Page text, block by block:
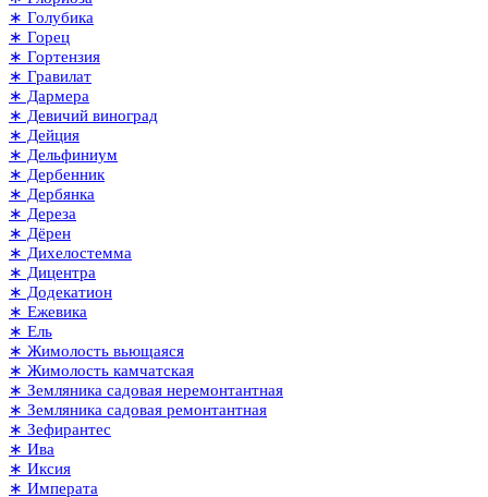
∗ Голубика
∗ Горец
∗ Гортензия
∗ Гравилат
∗ Дармера
∗ Девичий виноград
∗ Дейция
∗ Дельфиниум
∗ Дербенник
∗ Дербянка
∗ Дереза
∗ Дёрен
∗ Дихелостемма
∗ Дицентра
∗ Додекатион
∗ Ежевика
∗ Ель
∗ Жимолость вьющаяся
∗ Жимолость камчатская
∗ Земляника садовая неремонтантная
∗ Земляника садовая ремонтантная
∗ Зефирантес
∗ Ива
∗ Иксия
∗ Императа